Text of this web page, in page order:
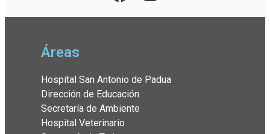
Áreas
Hospital San Antonio de Padua
Dirección de Educación
Secretaría de Ambiente
Hospital Veterinario